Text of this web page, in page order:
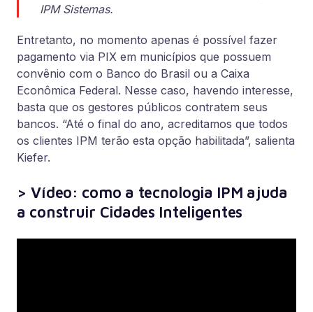
IPM Sistemas.
Entretanto, no momento apenas é possível fazer
pagamento via PIX em municípios que possuem
convênio com o Banco do Brasil ou a Caixa
Econômica Federal. Nesse caso, havendo interesse,
basta que os gestores públicos contratem seus
bancos. “Até o final do ano, acreditamos que todos
os clientes IPM terão esta opção habilitada”, salienta
Kiefer.
> Vídeo: como a tecnologia IPM ajuda
a construir Cidades Inteligentes